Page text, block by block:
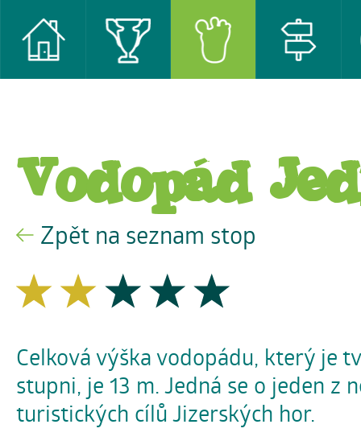
Vodopád
Zpět na seznam stop
Celková výška vodopádu, který je
stupni, je 13 m. Jedná se o jeden z
turistických cílů Jizerských hor.